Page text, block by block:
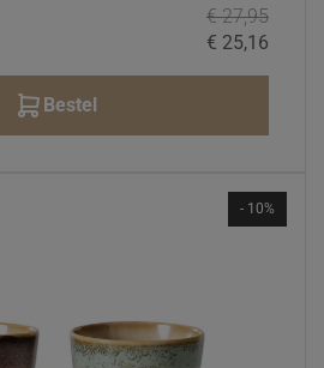
€ 27,95
€ 25,16
Bestel
- 10%